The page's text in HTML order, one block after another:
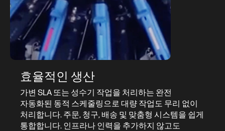
효율적인 생산
가변 SLA 또는 성수기 작업을 처리하는 완전
자동화된 동적 스케줄링으로 대량 작업도 무리 없이
처리합니다. 주문, 청구, 배송 및 맞춤형 시스템을 쉽게
통합합니다. 인프라나 인력을 추가하지 않고도